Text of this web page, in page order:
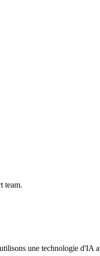
team.
une technologie d'IA